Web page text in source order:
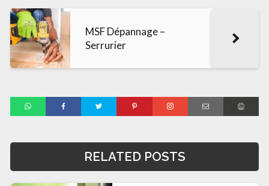
MSF Dépannage –
Serrurier
RELATED POSTS